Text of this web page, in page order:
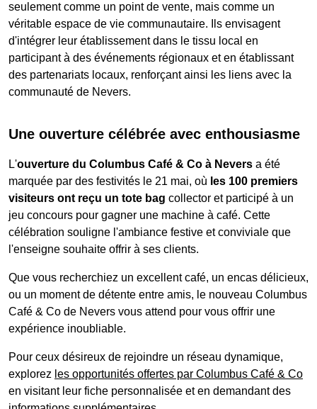
seulement comme un point de vente, mais comme un
véritable espace de vie communautaire. Ils envisagent
d'intégrer leur établissement dans le tissu local en
participant à des événements régionaux et en établissant
des partenariats locaux, renforçant ainsi les liens avec la
communauté de Nevers.
Une ouverture célébrée avec enthousiasme
L'ouverture du Columbus Café & Co à Nevers a été
marquée par des festivités le 21 mai, où les 100 premiers
visiteurs ont reçu un tote bag collector et participé à un
jeu concours pour gagner une machine à café. Cette
célébration souligne l'ambiance festive et conviviale que
l'enseigne souhaite offrir à ses clients.
Que vous recherchiez un excellent café, un encas délicieux,
ou un moment de détente entre amis, le nouveau Columbus
Café & Co de Nevers vous attend pour vous offrir une
expérience inoubliable.
Pour ceux désireux de rejoindre un réseau dynamique,
explorez les opportunités offertes par Columbus Café & Co
en visitant leur fiche personnalisée et en demandant des